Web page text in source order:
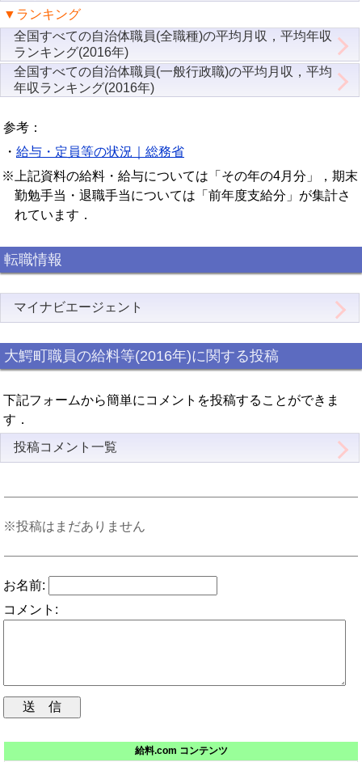
▼ランキング
全国すべての自治体職員(全職種)の平均月収，平均年収
ランキング(2016年)
全国すべての自治体職員(一般行政職)の平均月収，平均
年収ランキング(2016年)
参考：
・ 給与・定員等の状況｜総務省
※上記資料の給料・給与については「その年の4月分」，期末
勤勉手当・退職手当については「前年度支給分」が集計さ
れています．
転職情報
マイナビエージェント
大鰐町職員の給料等(2016年)に関する投稿
下記フォームから簡単にコメントを投稿することができま
す．
投稿コメント一覧
※投稿はまだありません
お名前:
コメント:
給料.com コンテンツ